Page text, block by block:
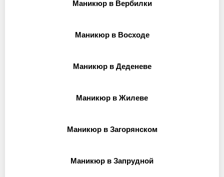
Маникюр в Вербилки
Маникюр в Восходе
Маникюр в Деденеве
Маникюр в Жилеве
Маникюр в Загорянском
Маникюр в Запрудной